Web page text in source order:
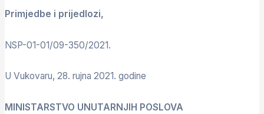
Primjedbe i prijedlozi,
NSP-01-01/09-350/2021.
U Vukovaru, 28. rujna 2021. godine
MINISTARSTVO UNUTARNJIH POSLOVA